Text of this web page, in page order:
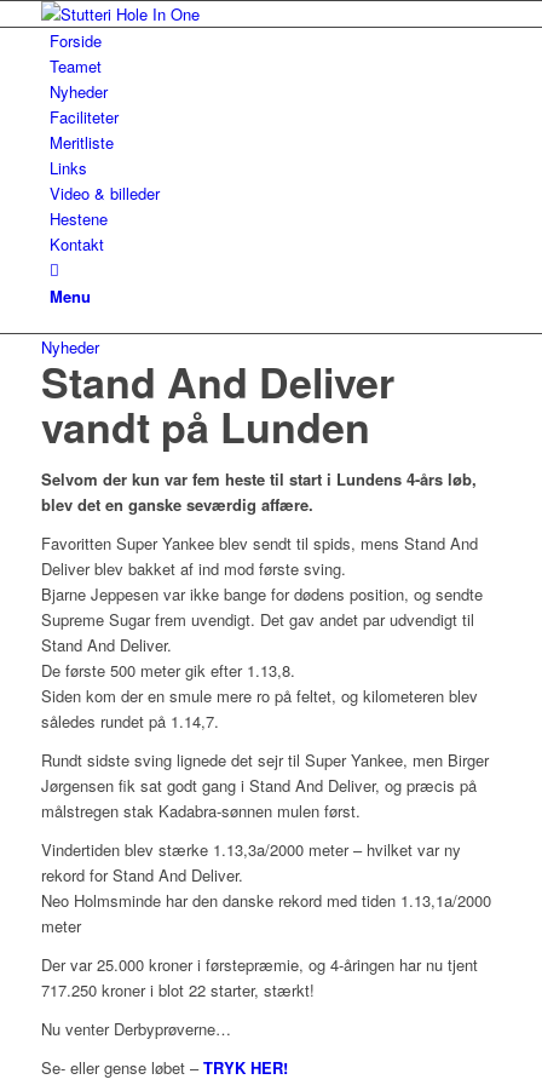
Forside
Teamet
Nyheder
Faciliteter
Meritliste
Links
Video & billeder
Hestene
Kontakt
Menu
Nyheder
Stand And Deliver
vandt på Lunden
Selvom der kun var fem heste til start i Lundens 4-års løb,
blev det en ganske seværdig affære.
Favoritten Super Yankee blev sendt til spids, mens Stand And
Deliver blev bakket af ind mod første sving.
Bjarne Jeppesen var ikke bange for dødens position, og sendte
Supreme Sugar frem uvendigt. Det gav andet par udvendigt til
Stand And Deliver.
De første 500 meter gik efter 1.13,8.
Siden kom der en smule mere ro på feltet, og kilometeren blev
således rundet på 1.14,7.
Rundt sidste sving lignede det sejr til Super Yankee, men Birger
Jørgensen fik sat godt gang i Stand And Deliver, og præcis på
målstregen stak Kadabra-sønnen mulen først.
Vindertiden blev stærke 1.13,3a/2000 meter – hvilket var ny
rekord for Stand And Deliver.
Neo Holmsminde har den danske rekord med tiden 1.13,1a/2000
meter
Der var 25.000 kroner i førstepræmie, og 4-åringen har nu tjent
717.250 kroner i blot 22 starter, stærkt!
Nu venter Derbyprøverne…
Se- eller gense løbet –TRYK HER!